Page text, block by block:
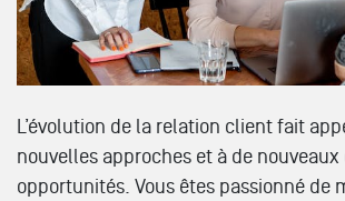
L’évolution de la relation client fait
nouvelles approches et à de
opportunités. Vous êtes passionné de